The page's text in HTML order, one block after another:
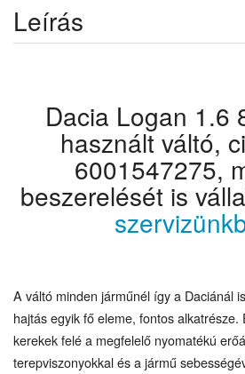
Leírás
Dacia Logan 1.6
használt váltó,
6001547275,
beszerelését is
A váltó minden járműnél így a Daciánál
hajtás egyik fő eleme, fontos
kerekek felé a megfelelő nyomatékú
terepviszonyokkal és a jármű